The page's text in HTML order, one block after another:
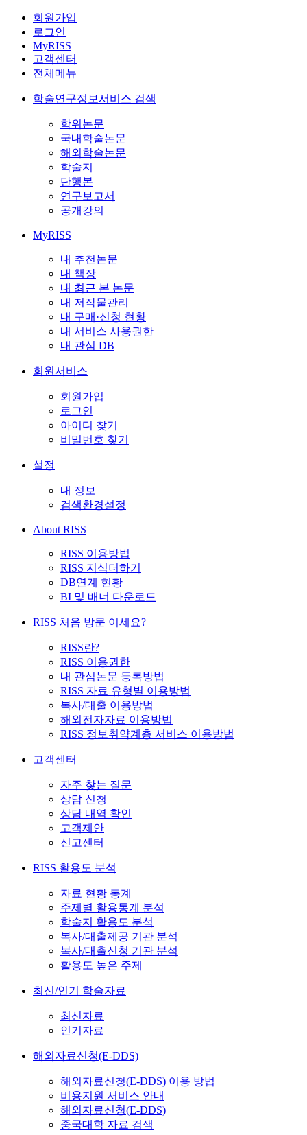
회원가입
로그인
MyRISS
고객센터
전체메뉴
학술연구정보서비스 검색
학위논문
국내학술논문
해외학술논문
학술지
단행본
연구보고서
공개강의
MyRISS
내 추천논문
내 책장
내 최근 본 논문
내 저작물관리
내 구매·신청 현황
내 서비스 사용권한
내 관심 DB
회원서비스
회원가입
로그인
아이디 찾기
비밀번호 찾기
설정
내 정보
검색환경설정
About RISS
RISS 이용방법
RISS 지식더하기
DB연계 현황
BI 및 배너 다운로드
RISS 처음 방문 이세요?
RISS란?
RISS 이용권한
내 관심논문 등록방법
RISS 자료 유형별 이용방법
복사/대출 이용방법
해외전자자료 이용방법
RISS 정보취약계층 서비스 이용방법
고객센터
자주 찾는 질문
상담 신청
상담 내역 확인
고객제안
신고센터
RISS 활용도 분석
자료 현황 통계
주제별 활용통계 분석
학술지 활용도 분석
복사/대출제공 기관 분석
복사/대출신청 기관 분석
활용도 높은 주제
최신/인기 학술자료
최신자료
인기자료
해외자료신청(E-DDS)
해외자료신청(E-DDS) 이용 방법
비용지원 서비스 안내
해외자료신청(E-DDS)
중국대학 자료 검색